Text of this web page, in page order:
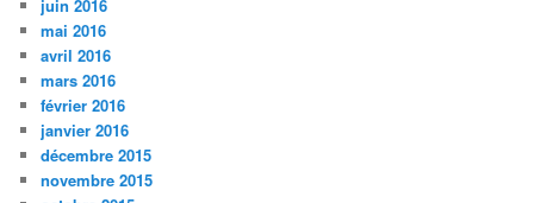
juin 2016
mai 2016
avril 2016
mars 2016
février 2016
janvier 2016
décembre 2015
novembre 2015